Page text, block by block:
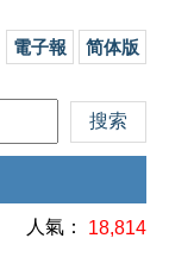
電子報 简体版
人氣： 18,814